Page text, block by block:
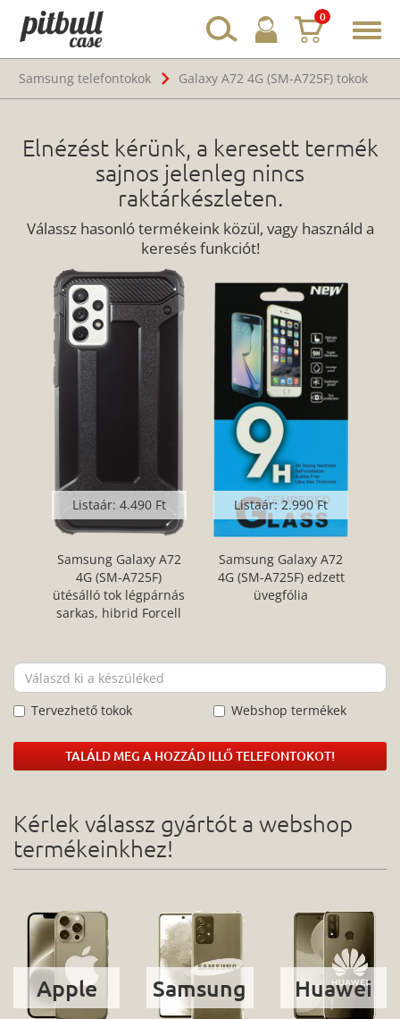
0
Samsung telefontokok
Galaxy A72 4G (SM-A725F) tokok
Elnézést kérünk, a keresett termék
sajnos jelenleg nincs
raktárkészleten.
Válassz hasonló termékeink közül, vagy használd a
keresés funkciót!
Listaár: 4.490 Ft
Samsung Galaxy A72
4G (SM-A725F)
ütésálló tok légpárnás
sarkas, hibrid Forcell
Listaár:2.990 Ft
Samsung Galaxy A72
4G (SM-A725F) edzett
üvegfólia
Tervezhető tokok Webshop termékek
TALÁLD MEG A HOZZÁD ILLŐ TELEFONTOKOT!
Kérlek válassz gyártót a webshop
termékeinkhez!
Apple Samsung Huawei